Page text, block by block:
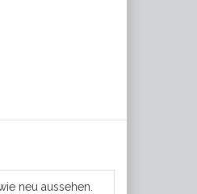
neu aussehen.